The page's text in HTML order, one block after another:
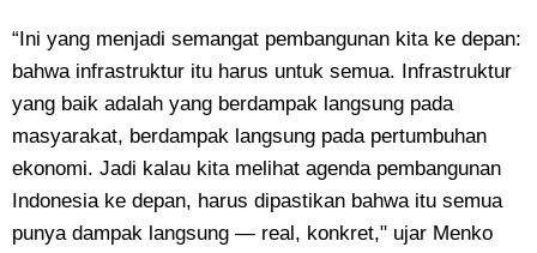
“Ini yang menjadi semangat pembangunan kita ke depan:
bahwa infrastruktur itu harus untuk semua. Infrastruktur
yang baik adalah yang berdampak langsung pada
masyarakat, berdampak langsung pada pertumbuhan
ekonomi. Jadi kalau kita melihat agenda pembangunan
Indonesia ke depan, harus dipastikan bahwa itu semua
punya dampak langsung — real, konkret," ujar Menko